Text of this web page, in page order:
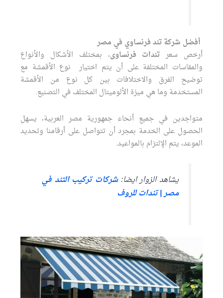
أفضل شركة تند فرنساوي في مصر
أرخص سعر تندات فرنساوى، بمختلف الأشكال والأنواع
والمقاسات المختلفة على أن يتم اختيار نوع الأقمشة مع
توضيح الفرق والاختلافات بين كل نوع من الأقمشة
المستخدمة وما هي ميزة الألوميتال المختلف في التصنيع.
متواجدين في جميع أنحاء جمهورية مصر العربية، يسهل
الحصول على الخدمة بمجرد أن تتواصل على أرقامنا وتحديد
الموعد، يتم الإلتزام بالمواعيد.
يشاهد الزوار ايضا:شركات تركيب التند في
مصر | تندات للروف